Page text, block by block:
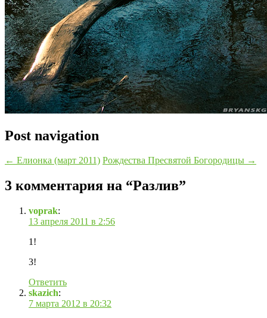
Post navigation
← Елионка (март 2011) Рождества Пресвятой Богородицы →
3 комментария на “Разлив”
voprak:
13 апреля 2011 в 2:56
1!
3!
Ответить
skazich:
7 марта 2012 в 20:32